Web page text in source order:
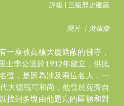
評級 | 三級歷史建築
圖片 ｜黃偉傑
一座被高樓大廈遮蔽的佛寺，
士李公達於1912年建立，供比
聲，是因為涉及兩位名人，一
大德筏可和尚，他曾於苑旁自
找到多塊由他題寫的匾額和對